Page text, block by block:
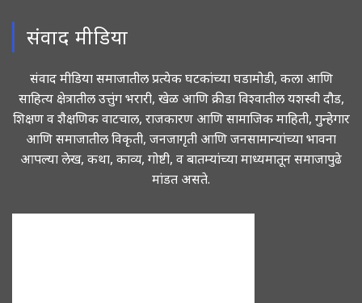
संवाद मीडिया
संवाद मीडिया समाजातील प्रत्येक घटकांच्या घडामोडी, कला आणि
साहित्य क्षेत्रातील उत्तुंग भरारी, खेळ आणि क्रीडा विश्वातील यशस्वी दौड,
शिक्षण व शैक्षणिक वाटचाल, राजकारण आणि सामाजिक माहिती, गुन्हेगार
आणि समाजातील विकृती, जनजागृती आणि जनसामान्यांच्या भावना
आपल्या लेख, कथा, काव्य, गोष्टी, व बातम्यांच्या माध्यमातून समाजापुढे
मांडत असते.